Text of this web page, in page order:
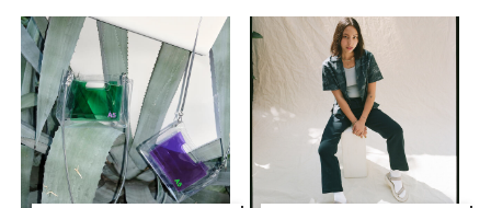
も公開！
アイテムを発売。